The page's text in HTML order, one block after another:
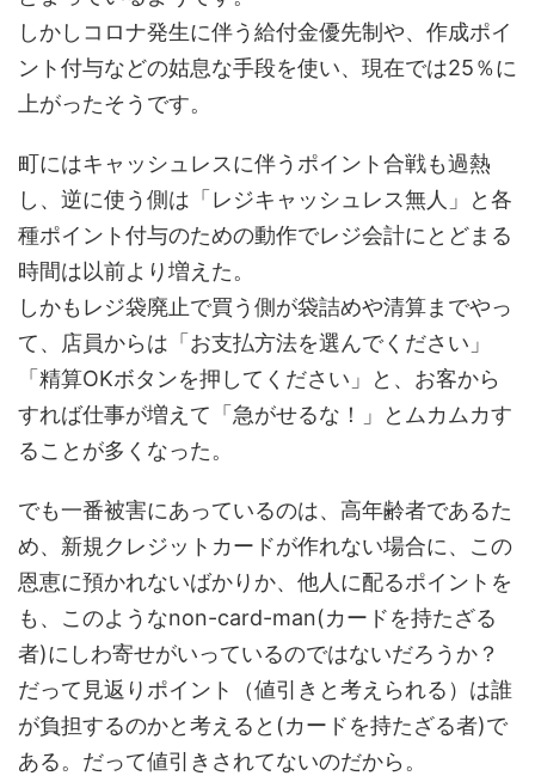
しかしコロナ発生に伴う給付金優先制や、作成ポイ
ント付与などの姑息な手段を使い、現在では25％に
上がったそうです。
町にはキャッシュレスに伴うポイント合戦も過熱
し、逆に使う側は「レジキャッシュレス無人」と各
種ポイント付与のための動作でレジ会計にとどまる
時間は以前より増えた。
しかもレジ袋廃止で買う側が袋詰めや清算までやっ
て、店員からは「お支払方法を選んでください」
「精算OKボタンを押してください」と、お客から
すれば仕事が増えて「急がせるな！」とムカムカす
ることが多くなった。
でも一番被害にあっているのは、高年齢者であるた
め、新規クレジットカードが作れない場合に、この
恩恵に預かれないばかりか、他人に配るポイントを
も、このようなnon-card-man(カードを持たざる
者)にしわ寄せがいっているのではないだろうか？
だって見返りポイント（値引きと考えられる）は誰
が負担するのかと考えると(カードを持たざる者)で
ある。だって値引きされてないのだから。